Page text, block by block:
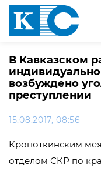
В Кавказском
возбуждено
преступлении
15.08.2017, 08:56
Кропоткинским
отделом СКР по